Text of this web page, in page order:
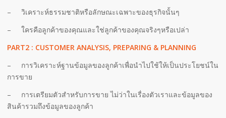
– วิเคราะห์ธรรมชาติหรือลักษณะเฉพาะของธุรกิจนั้นๆ
– ใครคือลูกค้าของคุณและใช่ลูกค้าของคุณจริงๆหรือเปล่า
PART2 : CUSTOMER ANALYSIS, PREPARING & PLANNING
– การวิเคราะห์ฐานข้อมูลของลูกค้าเพื่อนำไปใช้ให้เป็นประโยชน์ใน
การขาย
– การเตรียมตัวสำหรับการขาย ไม่ว่าในเรื่องตัวเราและข้อมูลของ
สินค้ารวมถึงข้อมูลของลูกค้า